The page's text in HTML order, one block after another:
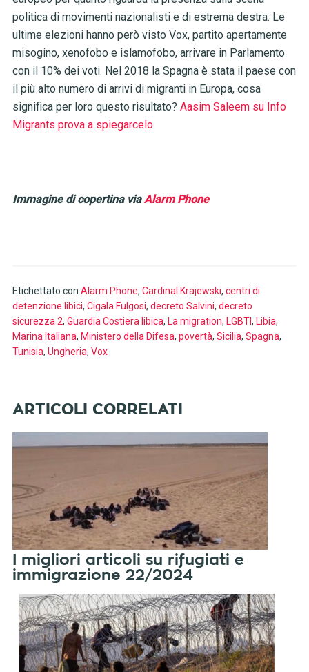
politica di movimenti nazionalisti e di estrema destra. Le
ultime elezioni hanno però visto Vox, partito apertamente
misogino, xenofobo e islamofobo, arrivare in Parlamento
con il 10% dei voti. Nel 2018 la Spagna è stata il paese con
il più alto numero di arrivi di migranti in Europa, cosa
significa per loro questo risultato? Aasim Saleem su Info
Migrants prova a spiegarcelo.
Immagine di copertina viaAlarm Phone
Etichettato con:Alarm Phone, Cardinal Krajewski, centri di
detenzione libici, Cigala Fulgosi, decreto Salvini, decreto
sicurezza 2, Guardia Costiera libica, La migration, LGBTI, Libia,
Marina Italiana, Ministero della Difesa, povertà, Sicilia, Spagna,
Tunisia, Ungheria, Vox
I migliori articoli su rifugiati e
immigrazione 22/2024